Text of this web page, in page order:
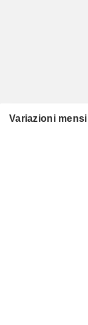
Variazioni